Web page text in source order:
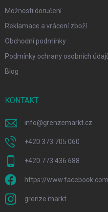
Možnosti doručení
Reklamace a vrácení zboží
Obchodní podmínky
Podmínky ochrany osobních
Blog
KONTAKT
info@grenzemarkt.cz
+420 373 705 060
+420 773 436 688
https://
grenze.markt